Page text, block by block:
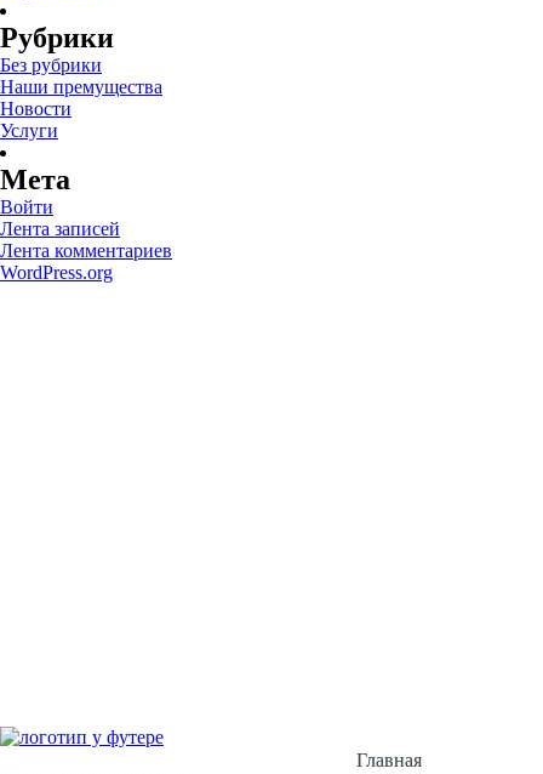
Рубрики
Без рубрики
Наши премущества
Новости
Услуги
Мета
Войти
Лента записей
Лента комментариев
WordPress.org
Главная